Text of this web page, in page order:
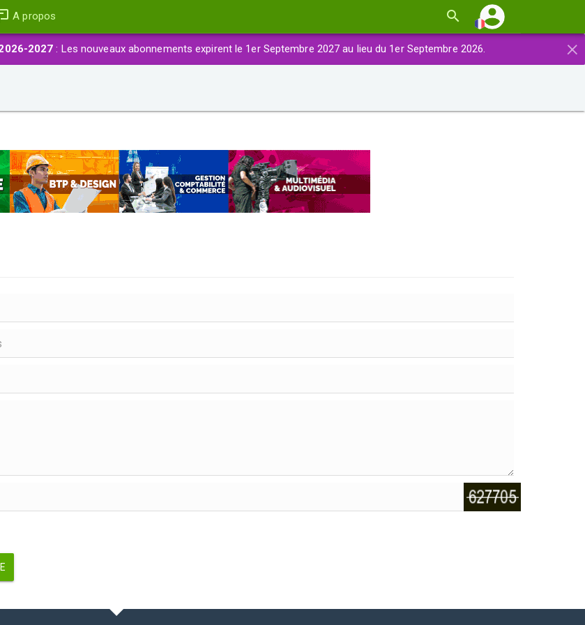
A propos
×
2027 : Les nouveaux abonnements expirent le 1er Septembre 2027 au lieu du 1er Septembre 2026.